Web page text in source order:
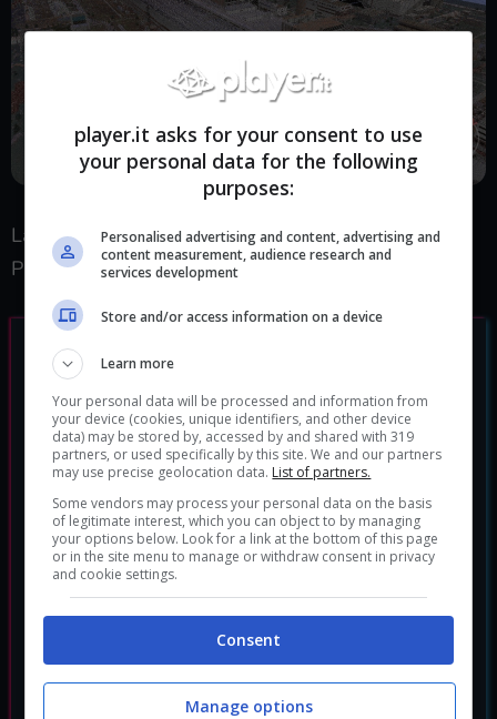
La versione 0.02 è disponibile al download su
Planet Minecraft.
player.it asks for your consent to use
your personal data for the following
purposes:
Personalised advertising and content, advertising and
content measurement, audience research and
services development
Store and/or access information on a device
Learn more
Your personal data will be processed and information from
your device (cookies, unique identifiers, and other device
data) may be stored by, accessed by and shared with 319
partners, or used specifically by this site. We and our partners
may use precise geolocation data. List of partners.
Some vendors may process your personal data on the basis
of legitimate interest, which you can object to by managing
your options below. Look for a link at the bottom of this page
or in the site menu to manage or withdraw consent in privacy
and cookie settings.
Consent
Manage options